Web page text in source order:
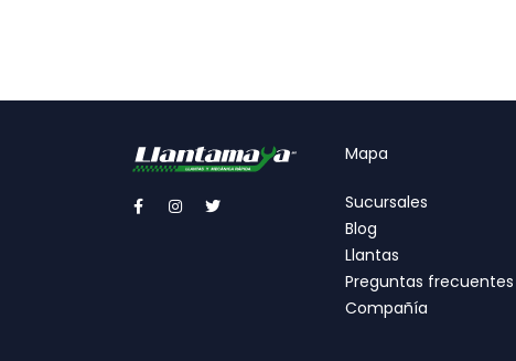
Mapa
Sucursales
Blog
Llantas
Preguntas frecuentes
Compañía